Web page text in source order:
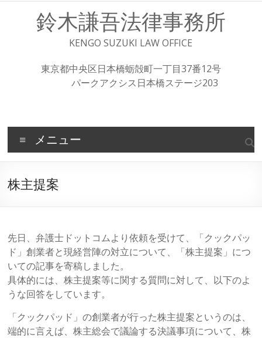
鈴木謙吾法律事務所
KENGO SUZUKI LAW OFFICE
東京都中央区日本橋蛎殻町一丁目37番12号
パークアクシス日本橋ステージ203
メニュー
株主提案
先日、弁護士ドットコムより依頼を受けて、「クックパッ
ド」創業者と現経営陣の対立について、「株主提案」につ
いての記事を寄稿しました。
具体的には、株主提案等に関する質問に対して、以下のよ
うな回答をしています。
「クックパッド」の創業者が行った株主提案というのは、
端的に言えば、株主総会で議論する決議事項について、株